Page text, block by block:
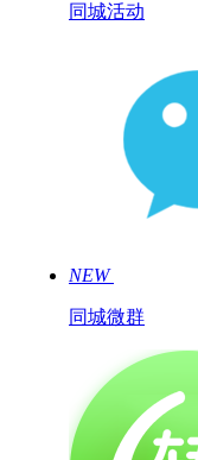
同城活动
NEW
同城微群